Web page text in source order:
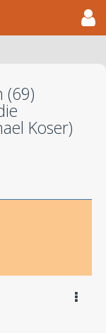
(69)
Koser)